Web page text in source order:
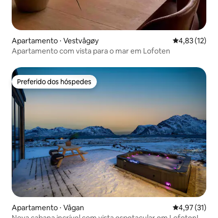
Apartamento ⋅ Vestvågøy 4,83 de uma
4,83 (12)
Apartamento com vista para o mar em Lofoten
Preferido dos hóspedes
Preferido dos hóspedes
Apartamento ⋅ Vågan 4,97 de uma
4,97 (31)